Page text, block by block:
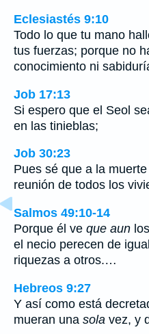
Eclesiastés 9:10
Todo lo que tu mano
tus fuerzas; porque no
conocimiento ni
Job 17:13
Si espero que el Seol
en las tinieblas;
Job 30:23
Pues sé que a la
reunión de todos los
Salmos 49:10-14
Porque él ve que aun
el necio perecen de
riquezas a otros.…
Hebreos 9:27
Y así como está
mueran una sola vez, y